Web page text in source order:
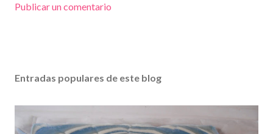
Publicar un comentario
Entradas populares de este blog